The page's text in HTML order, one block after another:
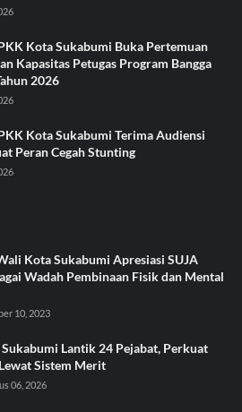
Kota Sukabumi Buka Pertemuan
Kapasitas Petugas Program Bangga
2026
Kota Sukabumi Terima Audiensi
Peran Cegah Stunting
Kota Sukabumi Apresiasi SUJA
Wadah Pembinaan Fisik dan Mental
10, 2023
Lantik 24 Pejabat, Perkuat
Sistem Merit
06, 2026